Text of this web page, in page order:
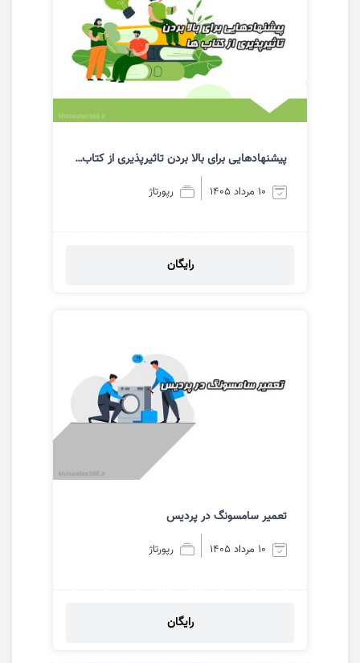
پیشنهادهایی برای بالا بردن تاثیرپذیری از کتاب ها و لذت بخش کردن این سرگرمی ارزشمند
10 مرداد 1405 رپورتاژ
رایگان
تعمیر سامسونگ در پردیس
10 مرداد 1405 رپورتاژ
رایگان